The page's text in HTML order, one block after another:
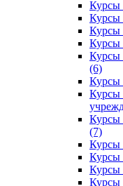
Курсы
Курсы
Курсы
Курсы
Курсы
(6)
Курсы
Курсы
Курсы
(7)
Курсы
Курсы
Курсы
Курсы